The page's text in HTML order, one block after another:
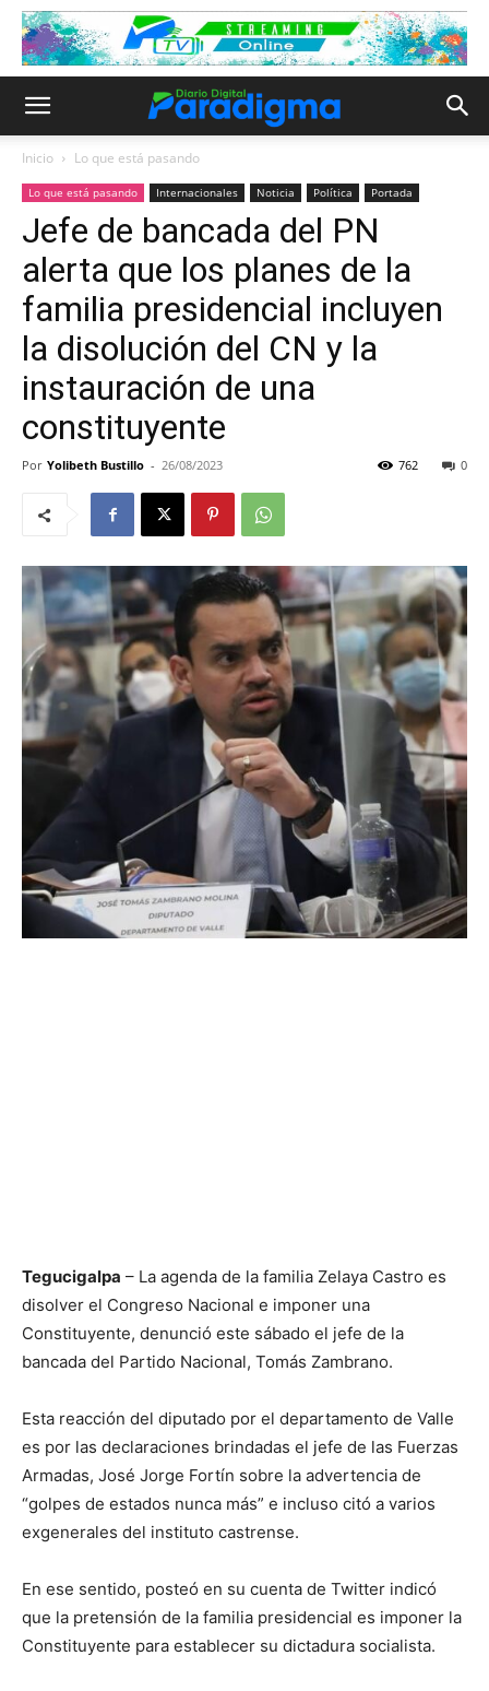
Inicio Lo que está pasando
Lo que está pasando Internacionales Noticia Política Portada
Jefe de bancada del PN
alerta que los planes de la
familia presidencial incluyen
la disolución del CN y la
instauración de una
constituyente
Por Yolibeth Bustillo - 26/08/2023 0
762
Tegucigalpa – La agenda de la familia Zelaya Castro es
disolver el Congreso Nacional e imponer una
Constituyente, denunció este sábado el jefe de la
bancada del Partido Nacional, Tomás Zambrano.
Esta reacción del diputado por el departamento de Valle
es por las declaraciones brindadas el jefe de las Fuerzas
Armadas, José Jorge Fortín sobre la advertencia de
“golpes de estados nunca más” e incluso citó a varios
exgenerales del instituto castrense.
En ese sentido, posteó en su cuenta de Twitter indicó
que la pretensión de la familia presidencial es imponer la
Constituyente para establecer su dictadura socialista.